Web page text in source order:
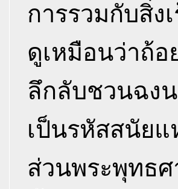
การรวมกับสิ่ง
ดูเหมือนว่าถ้อ
ลึกลับชวนฉงน
เป็นรหัสสนัยแ
ส่วนพระพุทธ